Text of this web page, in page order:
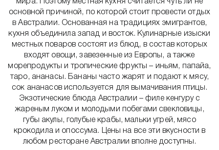
основной причиной, по которой стоит провести отдых
в Австралии. Основанная на традициях эмигрантов,
кухня объединила запад и восток. Кулинарные изыски
местных поваров состоят из блюд, в состав которых
входят овощи, завезенные из Европы, а также
морепродукты и тропические фрукты – иньям, папайа,
таро, ананасы. Бананы часто жарят и подают к мясу,
сок ананасов используется для вымачивания птицы.
Экзотические блюда Австралии – филе кенгуру с
жареным луком и молодыми побегами свекловицы,
губы акулы, голубые крабы, мальки угрей, мясо
крокодила и опоссума. Цены на все эти вкусности в
любом ресторане Австралии вполне доступны.